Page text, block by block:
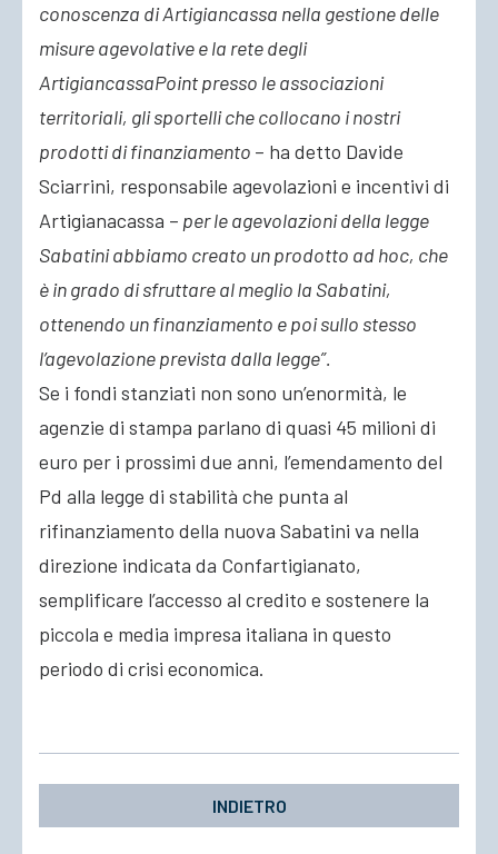
conoscenza di Artigiancassa nella gestione delle
misure agevolative e la rete degli
ArtigiancassaPoint presso le associazioni
territoriali, gli sportelli che collocano i nostri
prodotti di finanziamento – ha detto Davide
Sciarrini, responsabile agevolazioni e incentivi di
Artigianacassa – per le agevolazioni della legge
Sabatini abbiamo creato un prodotto ad hoc, che
è in grado di sfruttare al meglio la Sabatini,
ottenendo un finanziamento e poi sullo stesso
l’agevolazione prevista dalla legge”.
Se i fondi stanziati non sono un’enormità, le
agenzie di stampa parlano di quasi 45 milioni di
euro per i prossimi due anni, l’emendamento del
Pd alla legge di stabilità che punta al
rifinanziamento della nuova Sabatini va nella
direzione indicata da Confartigianato,
semplificare l’accesso al credito e sostenere la
piccola e media impresa italiana in questo
periodo di crisi economica.
INDIETRO